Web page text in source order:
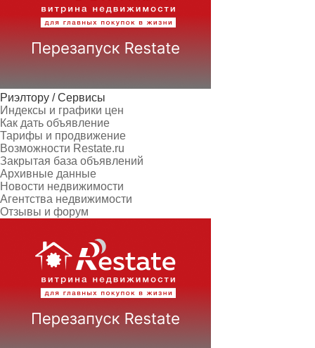
Риэлтору / Сервисы
Индексы и графики цен
Как дать объявление
Тарифы и продвижение
Возможности Restate.ru
Закрытая база объявлений
Архивные данные
Новости недвижимости
Агентства недвижимости
Отзывы и форум